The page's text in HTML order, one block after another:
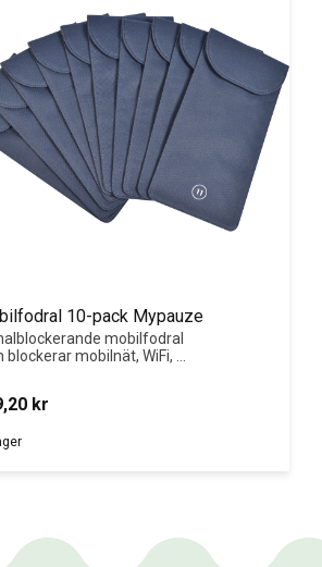
10-pack Mypauze
mobilfodral
blockerar mobilnät, WiFi,
förpackning.
kr